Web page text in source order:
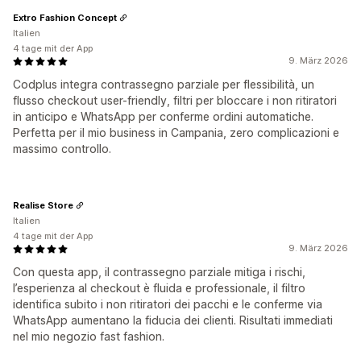
9. März 2026
Codplus integra contrassegno parziale per flessibilità, un
flusso checkout user-friendly, filtri per bloccare i non ritiratori
in anticipo e WhatsApp per conferme ordini automatiche.
Perfetta per il mio business in Campania, zero complicazioni e
massimo controllo.
Extro Fashion Concept
Italien
4 tage mit der App
9. März 2026
Con questa app, il contrassegno parziale mitiga i rischi,
l’esperienza al checkout è fluida e professionale, il filtro
identifica subito i non ritiratori dei pacchi e le conferme via
WhatsApp aumentano la fiducia dei clienti. Risultati immediati
nel mio negozio fast fashion.
Realise Store
Italien
4 tage mit der App